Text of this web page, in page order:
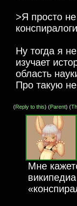
>Я просто
Ну тогда я
изучает
область
Про такую
(Reply to this) (Parent) (
Мне